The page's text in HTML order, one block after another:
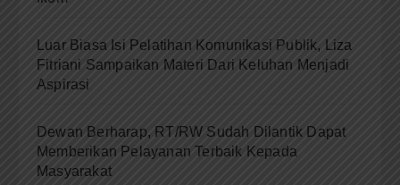
Luar Biasa Isi Pelatihan Komunikasi Publik, Liza
Fitriani Sampaikan Materi Dari Keluhan Menjadi
Aspirasi
Dewan Berharap, RT/RW Sudah Dilantik Dapat
Memberikan Pelayanan Terbaik Kepada
Masyarakat